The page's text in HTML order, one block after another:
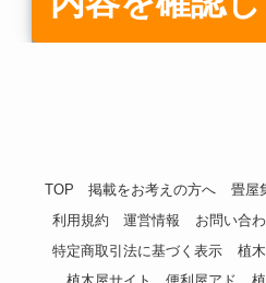
れる場合があります。
個人情報の管理
お客様からお預かりした個
TOP 掲載をお考えの方へ 畳屋
利用規約
運営情報 お問い合
特定商取引法に基づく表示
植